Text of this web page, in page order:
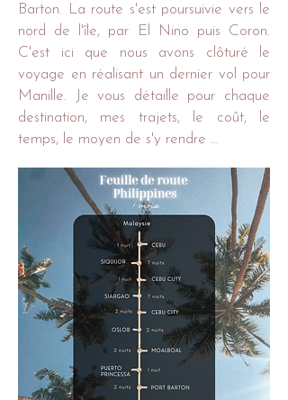
Barton. La route s'est poursuivie vers le
nord de l'île, par El Nino puis Coron.
C'est ici que nous avons clôturé le
voyage en réalisant un dernier vol pour
Manille. Je vous détaille pour chaque
destination, mes trajets, le coût, le
temps, le moyen de s'y rendre ...